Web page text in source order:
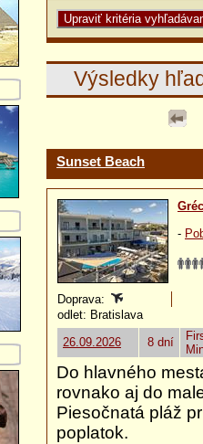
Výsledky
Sunset Beach
-
Doprava:
odlet: Bratislava
26.09.2026
8 dní
Do hlavného
rovnako aj do
Piesočnatá pláž
poplatok.